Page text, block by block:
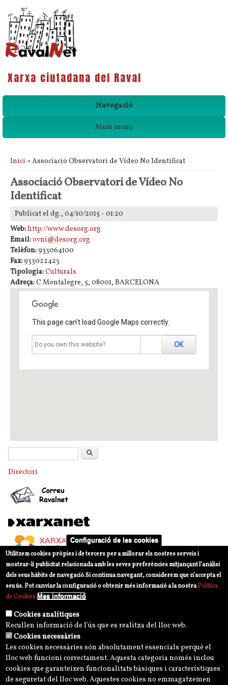
Xarxa ciutadana del Raval
Navegació
Main menu
Esteu aquí
Inici » Associació Observatori de Vídeo No Identificat
Associació Observatori de Vídeo No
Identificat
Publicat el dg., 04/10/2015 - 01:20
Web:http://www.desorg.org
Email:ovni@desorg.org
Telèfon:933064100
Fax:933022423
Tipologia:Culturals
Adreça:C Montalegre, 5, 08001, BARCELONA
This page can't load Google Maps correctly.
Do you own this website? OK
Formulari de cercaCerca
Directori
Configuració de les cookies
Utilitzem cookies pròpies i de tercers per a millorar els nostres serveis i
mostrar-li publicitat relacionada amb les seves preferències mitjançant l’anàlisi
dels seus hàbits de navegació.Si continua navegant, considerem que n’accepta el
seu ús. Pot canviar la configuració o obtenir més informació a la nostraPolítica
de Cookies Mes informació
Cookies analítiques
Recullen informació de l'ús que es realitza del lloc web.
Cookies necessàries
Les cookies necessàries són absolutament essencials perquè el
lloc web funcioni correctament. Aquesta categoria només inclou
cookies que garanteixen funcionalitats bàsiques i característiques
de seguretat del lloc web. Aquestes cookies no emmagatzemen